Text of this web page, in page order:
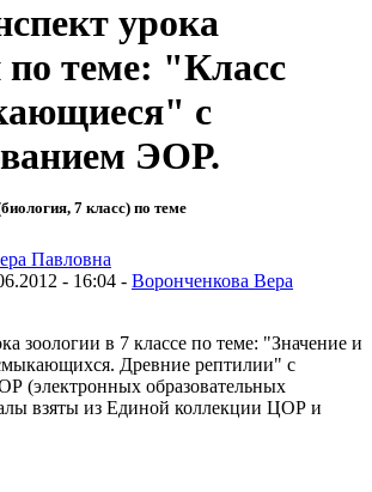
урока
по теме: "Класс
с
ЭОР.
7 класс) по теме
- 16:04 - Воронченкова Вера
зоологии в 7 классе по теме: "Значение и
Древние рептилии" с
(электронных образовательных
взяты из Единой коллекции ЦОР и